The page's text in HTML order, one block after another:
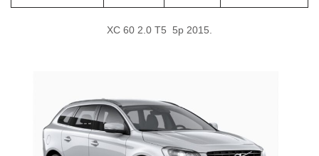
XC 60 2.0 T5 5p 2015.